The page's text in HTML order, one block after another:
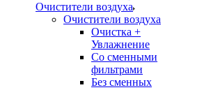
Очистители воздуха
Очистители воздуха
Очистка +
Увлажнение
Cо сменными
фильтрами
Без сменных